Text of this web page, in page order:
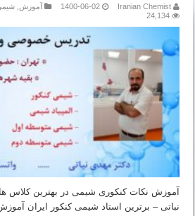
Iranian Chemist
1400-06-02 آموزش
24,134
آموزش نکات کنکوری شیمی در بهترین کلاس
نباتی – برترین استاد شیمی کنکور ایران